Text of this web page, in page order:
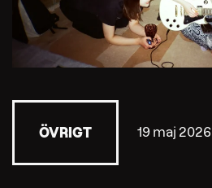
ÖVRIGT 19 maj 2026